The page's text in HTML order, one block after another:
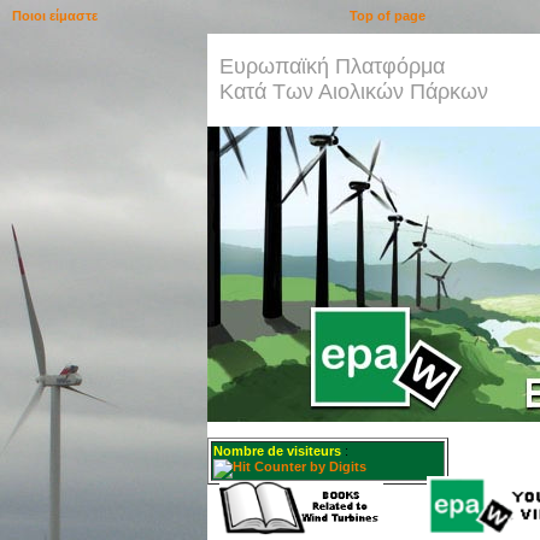
Ευρωπαϊκή Πλατφόρμα
Κατά Των Αιολικών Πάρκων
Nombre de visiteurs :
Top of page
Ποιοι είμαστε